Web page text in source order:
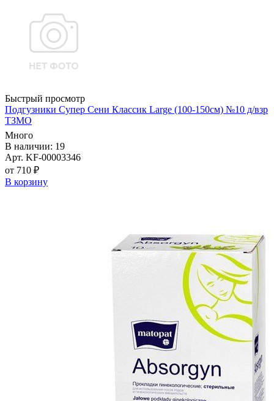
Быстрый просмотр
Подгузники Супер Сени Классик Large (100-150см) №10 д/взр
ТЗМО
Много
В наличии: 19
Арт. KF-00003346
от 710 ₽
В корзину